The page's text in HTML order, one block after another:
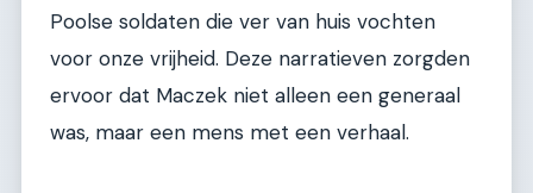
Poolse soldaten die ver van huis vochten
voor onze vrijheid. Deze narratieven zorgden
ervoor dat Maczek niet alleen een generaal
was, maar een mens met een verhaal.